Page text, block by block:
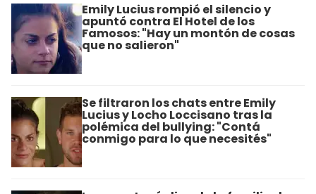
Emily Lucius rompió el silencio y
apuntó contra El Hotel de los
Famosos: "Hay un montón de cosas
que no salieron"
Se filtraron los chats entre Emily
Lucius y Locho Loccisano tras la
polémica del bullying: "Contá
conmigo para lo que necesités"